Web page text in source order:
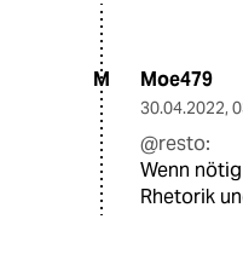
M Moe479
30.04.2022,
@resto:
Wenn
Rhetorik